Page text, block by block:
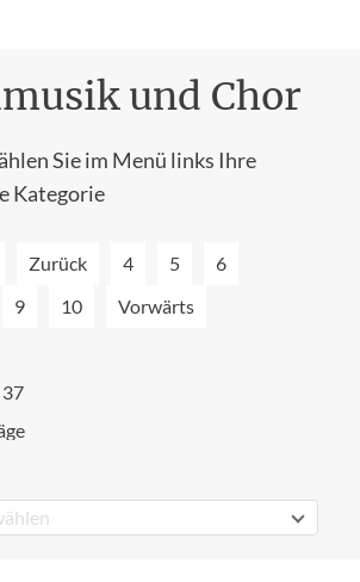
und Chor
Sie im Menü links Ihre
Kategorie
Zurück 4 5
6
9 10
Vorwärts
37